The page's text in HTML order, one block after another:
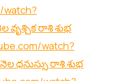
వృశ్చిక రాశి శుభ
watch?
ధనుస్సు రాశి శుభ